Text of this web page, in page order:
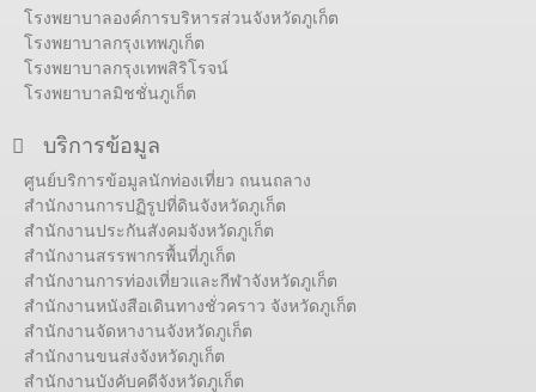
โรงพยาบาลองค์การบริหารส่วนจังหวัดภูเก็ต
โรงพยาบาลกรุงเทพภูเก็ต
โรงพยาบาลกรุงเทพสิริโรจน์
โรงพยาบาลมิชชั่นภูเก็ต
บริการข้อมูล
ศูนย์บริการข้อมูลนักท่องเที่ยว ถนนถลาง
สำนักงานการปฏิรูปที่ดินจังหวัดภูเก็ต
สำนักงานประกันสังคมจังหวัดภูเก็ต
สำนักงานสรรพากรพื้นที่ภูเก็ต
สำนักงานการท่องเที่ยวและกีฬาจังหวัดภูเก็ต
สำนักงานหนังสือเดินทางชั่วคราว จังหวัดภูเก็ต
สำนักงานจัดหางานจังหวัดภูเก็ต
สำนักงานขนส่งจังหวัดภูเก็ต
สำนักงานบังคับคดีจังหวัดภูเก็ต